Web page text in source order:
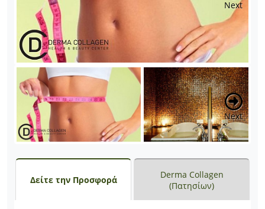
Next
Next
Δείτε την Προσφορά
Derma Collagen
(Πατησίων)